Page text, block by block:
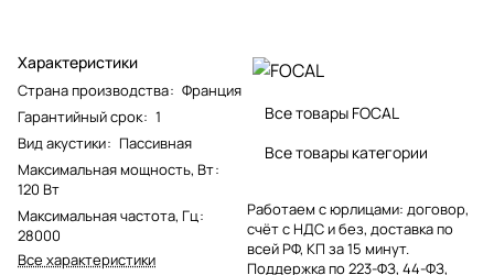
Характеристики
Страна производства: Франция
Гарантийный срок: 1
Вид акустики: Пассивная
Максимальная мощность, Вт:
120 Вт
Максимальная частота, Гц:
28000
Все характеристики
Все товары FOCAL
Все товары категории
Работаем с юрлицами: договор,
счёт с НДС и без, доставка по
всей РФ, КП за 15 минут.
Поддержка по 223-ФЗ, 44-ФЗ,